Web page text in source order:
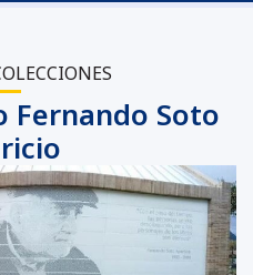
Fernando Soto